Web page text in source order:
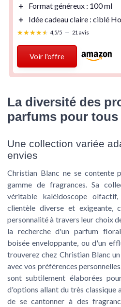
＋
Format généreux : 100 ml
＋
Idée cadeau claire : ciblé
★★★★★
★★★★★ 4,5/5 — 21 avis
Voir l'offre
La diversité des
parfums pour tous
Une collection variée
envies
Christian Blanc ne se contente
gamme de fragrances. Sa
véritable kaléidoscope
clientèle diverse et exigeante,
personnalité à travers leur choix
la recherche d'un parfum
boisée enveloppante, ou d'un
trouverez chez Christian Blanc
avec vos préférences
sont subtilement élaborées
d'options allant du très classique
de se cantonner à des